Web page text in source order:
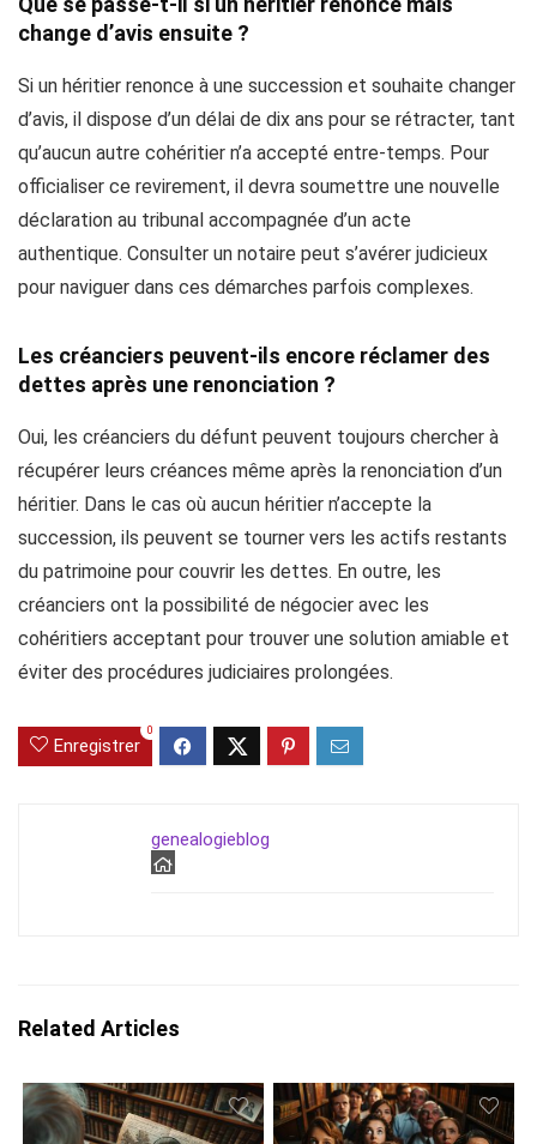
change d’avis ensuite ?
Si un héritier renonce à une succession et souhaite changer
d’avis, il dispose d’un délai de dix ans pour se rétracter, tant
qu’aucun autre cohéritier n’a accepté entre-temps. Pour
officialiser ce revirement, il devra soumettre une nouvelle
déclaration au tribunal accompagnée d’un acte
authentique. Consulter un notaire peut s’avérer judicieux
pour naviguer dans ces démarches parfois complexes.
Les créanciers peuvent-ils encore réclamer des
dettes après une renonciation ?
Oui, les créanciers du défunt peuvent toujours chercher à
récupérer leurs créances même après la renonciation d’un
héritier. Dans le cas où aucun héritier n’accepte la
succession, ils peuvent se tourner vers les actifs restants
du patrimoine pour couvrir les dettes. En outre, les
créanciers ont la possibilité de négocier avec les
cohéritiers acceptant pour trouver une solution amiable et
éviter des procédures judiciaires prolongées.
Enregistrer
0
genealogieblog
Related Articles